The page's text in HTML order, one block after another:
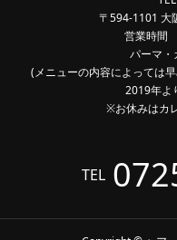
〒594-1101 大
営業時間
パーマ
(メニューの内容によっては
2019年よ
※お休みはカ
TEL